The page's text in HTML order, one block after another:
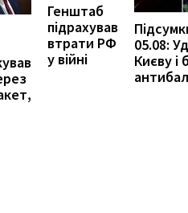
Генштаб
підрахував
втрати РФ
у війні
05.08:
Києву і